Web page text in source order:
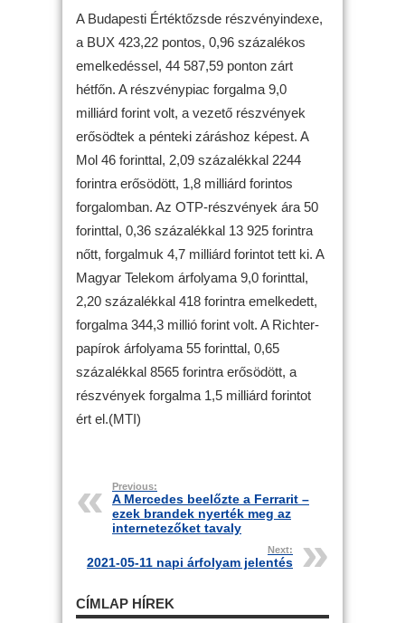
A Budapesti Értéktőzsde részvényindexe,
a BUX 423,22 pontos, 0,96 százalékos
emelkedéssel, 44 587,59 ponton zárt
hétfőn. A részvénypiac forgalma 9,0
milliárd forint volt, a vezető részvények
erősödtek a pénteki záráshoz képest. A
Mol 46 forinttal, 2,09 százalékkal 2244
forintra erősödött, 1,8 milliárd forintos
forgalomban. Az OTP-részvények ára 50
forinttal, 0,36 százalékkal 13 925 forintra
nőtt, forgalmuk 4,7 milliárd forintot tett ki. A
Magyar Telekom árfolyama 9,0 forinttal,
2,20 százalékkal 418 forintra emelkedett,
forgalma 344,3 millió forint volt. A Richter-
papírok árfolyama 55 forinttal, 0,65
százalékkal 8565 forintra erősödött, a
részvények forgalma 1,5 milliárd forintot
ért el.(MTI)
Previous:
A Mercedes beelőzte a Ferrarit –
ezek brandek nyerték meg az
internetezőket tavaly
Next:
2021-05-11 napi árfolyam jelentés
CÍMLAP HÍREK